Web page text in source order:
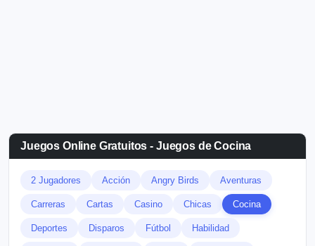
Juegos Online Gratuitos - Juegos de Cocina
2 Jugadores Acción Angry Birds Aventuras
Carreras Cartas Casino Chicas Cocina
Deportes Disparos Fútbol Habilidad